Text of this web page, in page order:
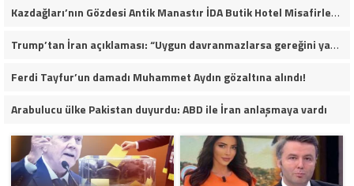
Kazdağları’nın Gözdesi Antik Manastır İDA Butik Hotel Misafirlerinden Tam Not Alıyor
Trump’tan İran açıklaması: “Uygun davranmazlarsa gereğini yaparım”
Ferdi Tayfur’un damadı Muhammet Aydın gözaltına alındı!
Arabulucu ülke Pakistan duyurdu: ABD ile İran anlaşmaya vardı